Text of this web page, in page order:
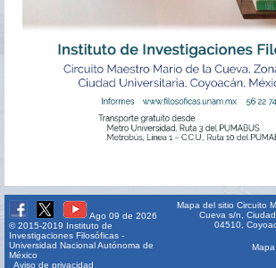
Ago 09 de 2026
© 2015-2019 Instituto de
Investigaciones Filosóficas -
Universidad Nacional Autónoma de
México
Aviso de privacidad
Mapa del sitio Circuito
Cueva s/n,
04510,